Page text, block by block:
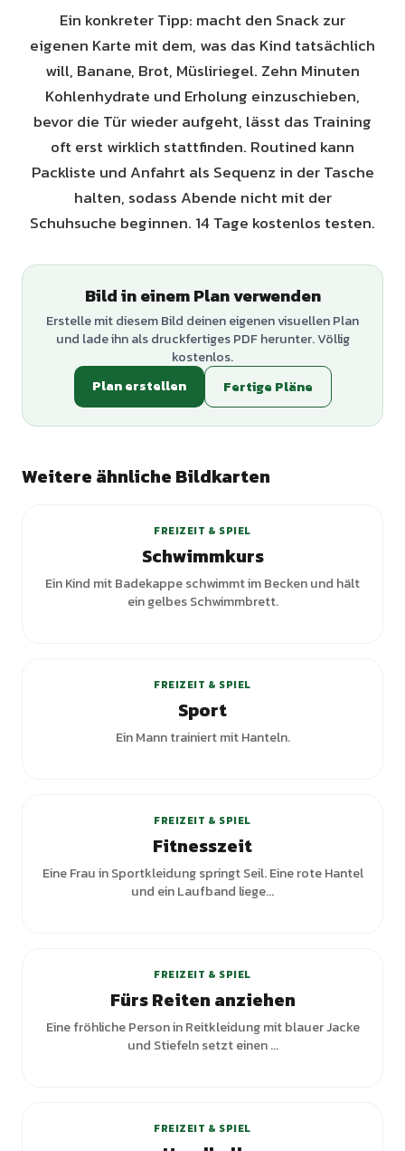
Ein konkreter Tipp: macht den Snack zur
eigenen Karte mit dem, was das Kind tatsächlich
will, Banane, Brot, Müsliriegel. Zehn Minuten
Kohlenhydrate und Erholung einzuschieben,
bevor die Tür wieder aufgeht, lässt das Training
oft erst wirklich stattfinden. Routined kann
Packliste und Anfahrt als Sequenz in der Tasche
halten, sodass Abende nicht mit der
Schuhsuche beginnen. 14 Tage kostenlos testen.
Bild in einem Plan verwenden
Erstelle mit diesem Bild deinen eigenen visuellen Plan
und lade ihn als druckfertiges PDF herunter. Völlig
kostenlos.
Plan erstellen
Fertige Pläne
Weitere ähnliche Bildkarten
FREIZEIT & SPIEL
Schwimmkurs
Ein Kind mit Badekappe schwimmt im Becken und hält
ein gelbes Schwimmbrett.
FREIZEIT & SPIEL
Sport
Ein Mann trainiert mit Hanteln.
FREIZEIT & SPIEL
Fitnesszeit
Eine Frau in Sportkleidung springt Seil. Eine rote Hantel
und ein Laufband liege...
FREIZEIT & SPIEL
Fürs Reiten anziehen
Eine fröhliche Person in Reitkleidung mit blauer Jacke
und Stiefeln setzt einen ...
FREIZEIT & SPIEL